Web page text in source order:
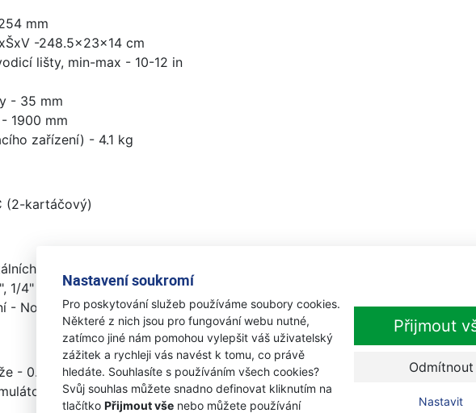
Nastavení soukromí
Pro poskytování služeb používáme soubory cookies.
Některé z nich jsou pro fungování webu nutné,
zatímco jiné nám pomohou vylepšit váš uživatelský
zážitek a rychleji vás navést k tomu, co právě
hledáte. Souhlasíte s používáním všech cookies?
Svůj souhlas můžete snadno definovat kliknutím na
tlačítko Přijmout vše nebo můžete používání
Přijmout
Odmítnout
Nastavit
mm
-248.5x23x14 cm
lišty, min-max - 10-12 in
- 35 mm
1900 mm
zařízení) - 4.1 kg
(2-kartáčový)
funkcí (kalkulačka) - : N/A N/A
1/4"
- Not applicable
- 0.07 l